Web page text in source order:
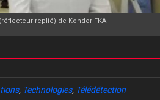
replié) de Kondor-FKA.
, Technologies, Télédétection